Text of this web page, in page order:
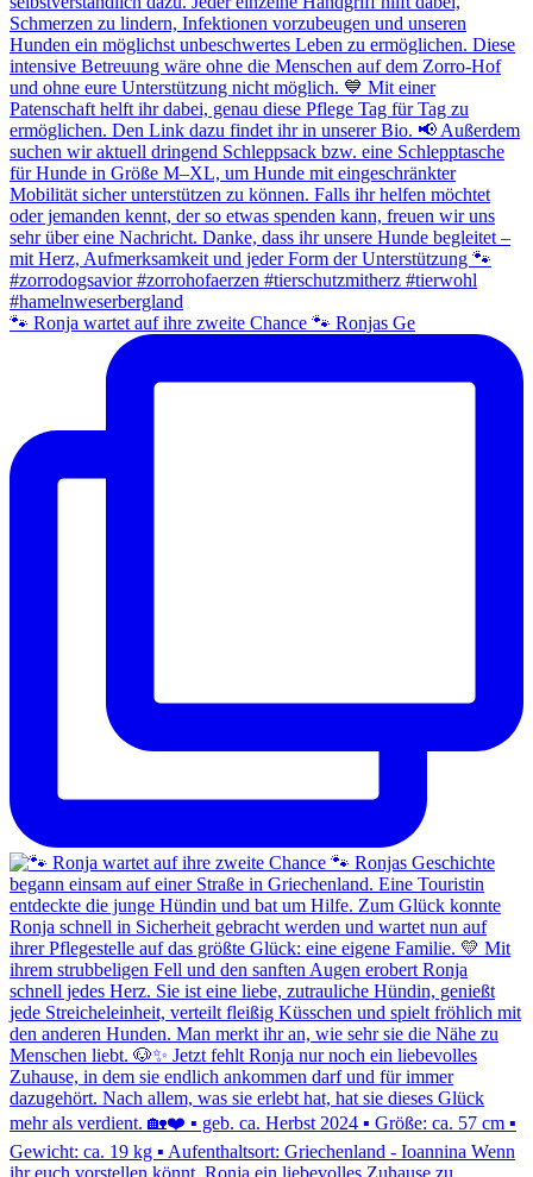
🐾 Ronja wartet auf ihre zweite Chance 🐾 Ronjas Ge